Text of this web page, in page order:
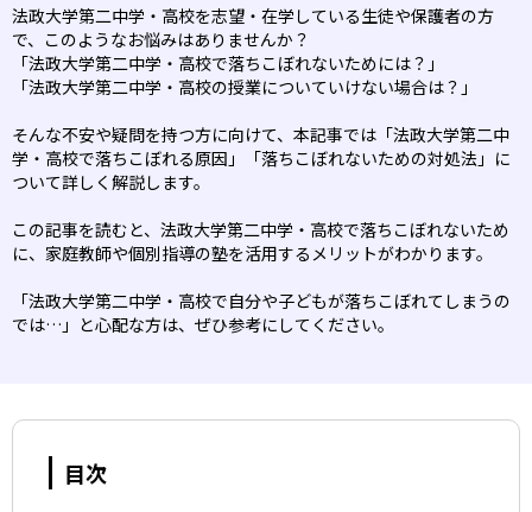
法政大学第二中学・高校を志望・在学している生徒や保護者の方
で、このようなお悩みはありませんか？
「法政大学第二中学・高校で落ちこぼれないためには？」
「法政大学第二中学・高校の授業についていけない場合は？」
そんな不安や疑問を持つ方に向けて、本記事では「法政大学第二中
学・高校で落ちこぼれる原因」「落ちこぼれないための対処法」に
ついて詳しく解説します。
この記事を読むと、法政大学第二中学・高校で落ちこぼれないため
に、家庭教師や個別指導の塾を活用するメリットがわかります。
「法政大学第二中学・高校で自分や子どもが落ちこぼれてしまうの
では…」と心配な方は、ぜひ参考にしてください。
目次